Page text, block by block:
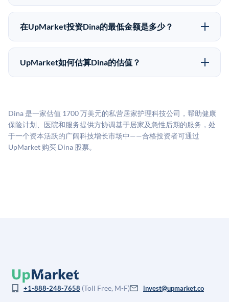
为FINRA注册的经纪交易商促成这些交易，代表双方处
理合规、文件和结算事宜。
Pre-IPO持股主要有两种退出途径：在二级市场将股份出
售给其他买家，或持有直到公司完成IPO或被收购。两
市场条件。任何退出的时间都是不可预测的，投资者应
做好多年持有的准备。
在UpMarket投资Dina的最低金额是多少？
UpMarket上大多数Pre-IPO产品的最低投资金额为
50,000美元。具体金额可能因产品和股份供应情况而有
UpMarket如何估算Dina的估值？
司可比倍数应用私有公司折扣，以反映流动性不足和信
息不对称。此估值不构成投资建议，可能与实际交易价
格存在重大差异。
Dina 是一家估值 1700 万美元的私营居家护理科技公司，帮助健康
保险计划、医院和服务提供方协调基于居家及急性后期的服务，处
于一个资本活跃的广阔科技增长市场中——合格投资者可通过
UpMarket 购买 Dina 股票。
+1-888-248-7658 (Toll Free, M-F) invest@upmarket.co